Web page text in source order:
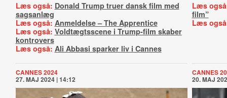
Læs også: Donald Trump truer dansk film med
sagsanlæg
Læs også: Anmeldelse – The Apprentice
Læs også: Voldtægtsscene i Trump-film skaber
kontrovers
Læs også: Ali Abbasi sparker liv i Cannes
Læs
film”
Læs
CANNES 2024
27. MAJ 2024 | 14:12
CANNES
20. MAJ